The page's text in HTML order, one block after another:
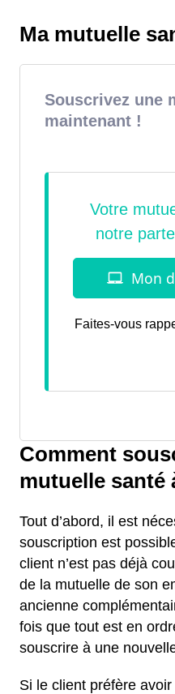
Ma mutuelle
Souscrivez une
maintenant !
Faites-vous
Comment
mutuelle santé
Tout d’abord, il est
souscription est
client n’est pas déjà
de la mutuelle de son
ancienne
fois que tout est en
souscrire à une
Si le client préfère